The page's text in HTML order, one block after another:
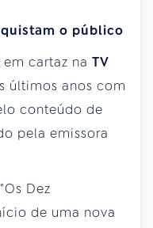
o público
cartaz na TV
últimos anos com
conteúdo de
pela emissora
Dez
de uma nova